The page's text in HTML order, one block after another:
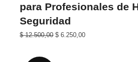
para Profesionales de
Seguridad
El
$12.500,00El
$ 6.250,00